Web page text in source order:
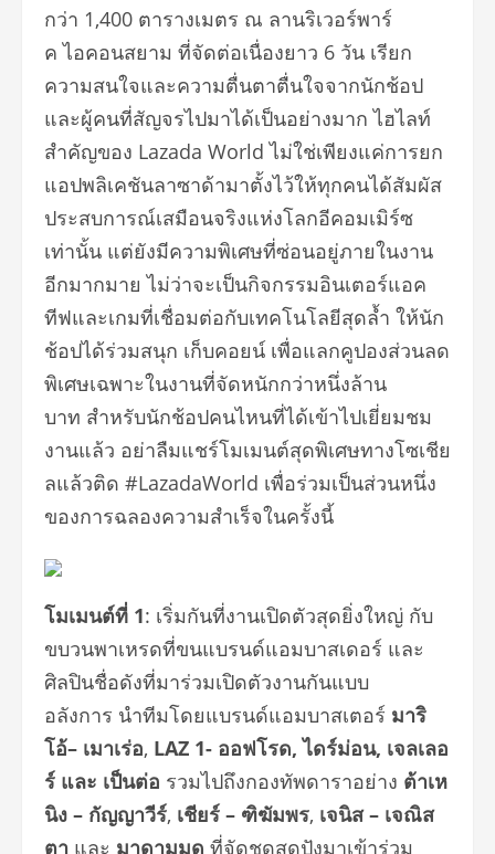
กว่า 1,400 ตารางเมตร ณ ลานริเวอร์พาร์
ค ไอคอนสยาม ที่จัดต่อเนื่องยาว 6 วัน เรียก
ความสนใจและความตื่นตาตื่นใจจากนักช้อป
และผู้คนที่สัญจรไปมาได้เป็นอย่างมาก ไฮไลท์
สำคัญของ Lazada World ไม่ใช่เพียงแค่การยก
แอปพลิเคชันลาซาด้ามาตั้งไว้ให้ทุกคนได้สัมผัส
ประสบการณ์เสมือนจริงแห่งโลกอีคอมเมิร์ซ
เท่านั้น แต่ยังมีความพิเศษที่ซ่อนอยู่ภายในงาน
อีกมากมาย ไม่ว่าจะเป็นกิจกรรมอินเตอร์แอค
ทีฟและเกมที่เชื่อมต่อกับเทคโนโลยีสุดล้ำ ให้นัก
ช้อปได้ร่วมสนุก เก็บคอยน์ เพื่อแลกคูปองส่วนลด
พิเศษเฉพาะในงานที่จัดหนักกว่าหนึ่งล้าน
บาท สำหรับนักช้อปคนไหนที่ได้เข้าไปเยี่ยมชม
งานแล้ว อย่าลืมแชร์โมเมนต์สุดพิเศษทางโซเชีย
ลแล้วติด #LazadaWorld เพื่อร่วมเป็นส่วนหนึ่ง
ของการฉลองความสำเร็จในครั้งนี้
โมเมนต์ที่ 1: เริ่มกันที่งานเปิดตัวสุดยิ่งใหญ่ กับ
ขบวนพาเหรดที่ขนแบรนด์แอมบาสเดอร์ และ
ศิลปินชื่อดังที่มาร่วมเปิดตัวงานกันแบบ
อลังการ นำทีมโดยแบรนด์แอมบาสเตอร์ มาริ
โอ้– เมาเร่อ, LAZ 1- ออฟโรด,ไดร์ม่อน, เจลเลอ
ร์ และ เป็นต่อ รวมไปถึงกองทัพดาราอย่าง ต้าเห
นิง – กัญญาวีร์, เชียร์ – ฑิฆัมพร, เจนิส– เจณิส
ตา และ มาดามมด ที่จัดชุดสุดปังมาเข้าร่วม